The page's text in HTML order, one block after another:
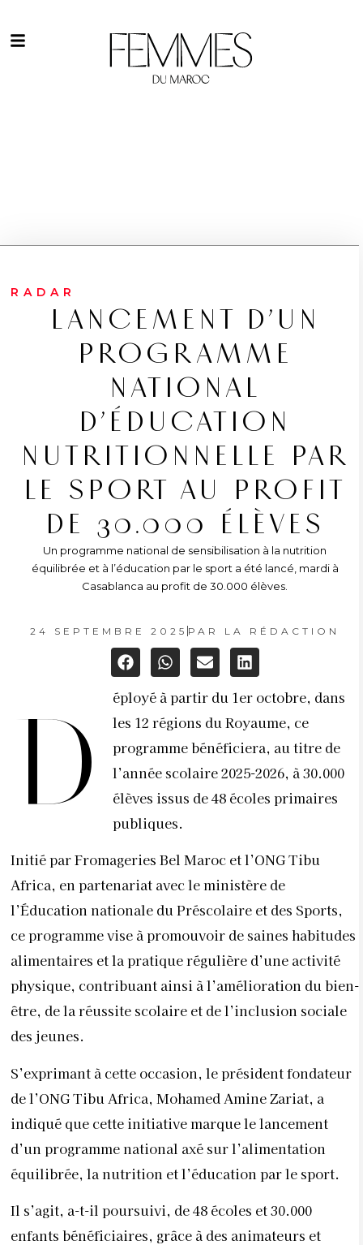
RADAR
LANCEMENT D’UN
PROGRAMME
NATIONAL
D’ÉDUCATION
NUTRITIONNELLE PAR
LE SPORT AU PROFIT
DE 30.000 ÉLÈVES
Un programme national de sensibilisation à la nutrition
équilibrée et à l’éducation par le sport a été lancé, mardi à
Casablanca au profit de 30.000 élèves.
24 SEPTEMBRE 2025 PAR LA RÉDACTION
D
éployé à partir du 1er octobre, dans
les 12 régions du Royaume, ce
programme bénéficiera, au titre de
l’année scolaire 2025-2026, à 30.000
élèves issus de 48 écoles primaires
publiques.
Initié par Fromageries Bel Maroc et l’ONG Tibu
Africa, en partenariat avec le ministère de
l’Éducation nationale du Préscolaire et des Sports,
ce programme vise à promouvoir de saines habitudes
alimentaires et la pratique régulière d’une activité
physique, contribuant ainsi à l’amélioration du bien-
être, de la réussite scolaire et de l’inclusion sociale
des jeunes.
S’exprimant à cette occasion, le président fondateur
de l’ONG Tibu Africa, Mohamed Amine Zariat, a
indiqué que cette initiative marque le lancement
d’un programme national axé sur l’alimentation
équilibrée, la nutrition et l’éducation par le sport.
Il s’agit, a-t-il poursuivi, de 48 écoles et 30.000
enfants bénéficiaires, grâce à des animateurs et